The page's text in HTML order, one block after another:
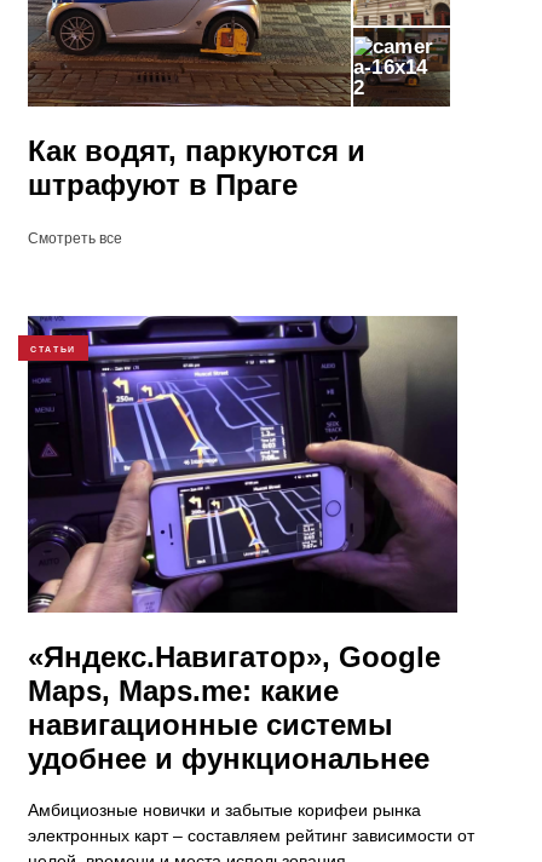
2
Как водят, паркуются и
штрафуют в Праге
Смотреть все
СТАТЬИ
«Яндекс.Навигатор», Google
Maps, Maps.me: какие
навигационные системы
удобнее и функциональнее
Амбициозные новички и забытые корифеи рынка
электронных карт – составляем рейтинг зависимости от